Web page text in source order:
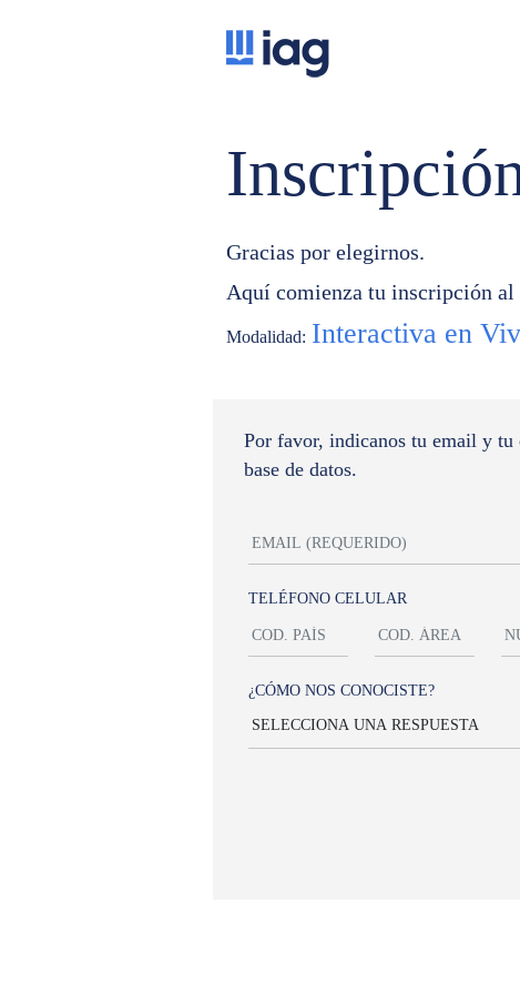
Gracias por elegirnos.
Aquí comienza tu inscripción al
Modalidad: Interactiva en
Por favor, indicanos tu email y tu
base de datos.
TELÉFONO CELULAR
¿CÓMO NOS CONOCISTE?